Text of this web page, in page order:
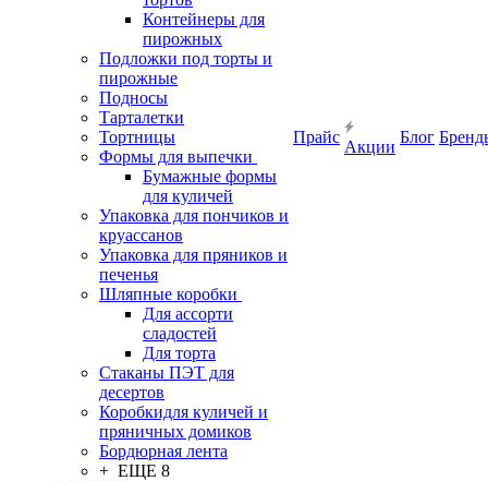
Контейнеры для
пирожных
Подложки под торты и
пирожные
Подносы
Тарталетки
Тортницы
Формы для выпечки
Бумажные формы
для куличей
Упаковка для пончиков и
круассанов
Упаковка для пряников и
печенья
Шляпные коробки
Для ассорти
сладостей
Для торта
Стаканы ПЭТ для
десертов
Коробкидля куличей и
пряничных домиков
Бордюрная лента
+ ЕЩЕ 8
Прайс
Акции
Блог